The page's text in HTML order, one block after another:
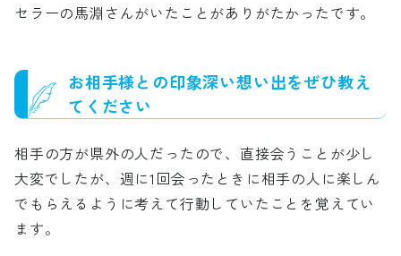
セラーの馬淵さんがいたことがありがたかったです。
お相手様との印象深い想い出をぜひ教え
てください
相手の方が県外の人だったので、直接会うことが少し
大変でしたが、週に1回会ったときに相手の人に楽しん
でもらえるように考えて行動していたことを覚えてい
ます。